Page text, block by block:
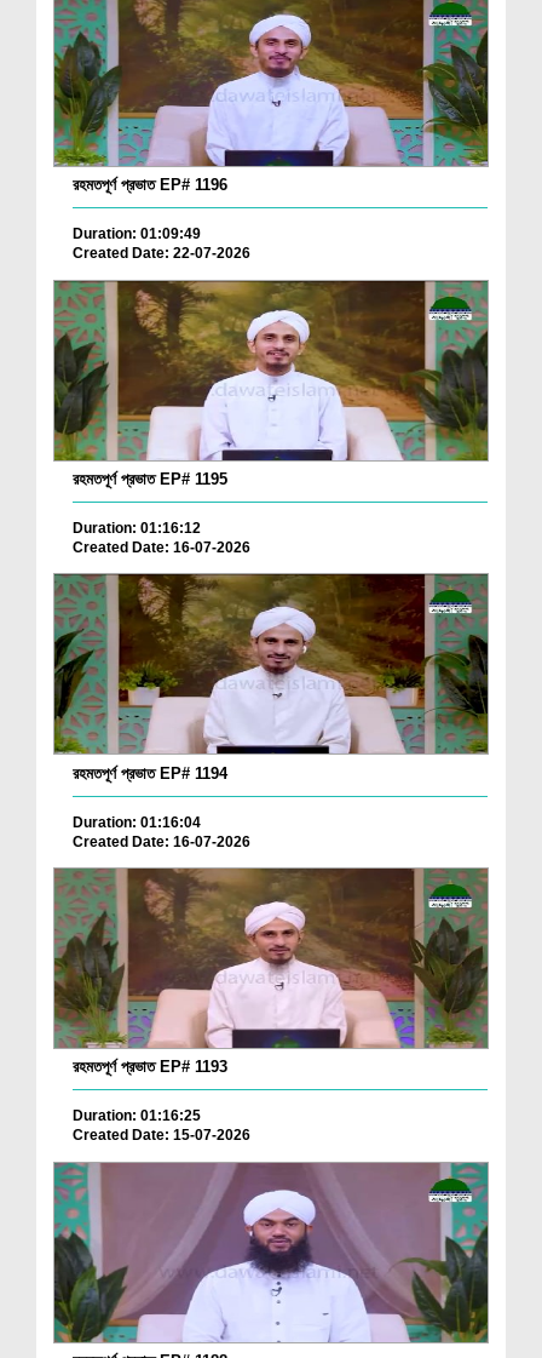
রহমতপূর্ণ প্রভাত EP# 1196
Duration: 01:09:49
Created Date: 22-07-2026
রহমতপূর্ণ প্রভাত EP# 1195
Duration: 01:16:12
Created Date: 16-07-2026
রহমতপূর্ণ প্রভাত EP# 1194
Duration: 01:16:04
Created Date: 16-07-2026
রহমতপূর্ণ প্রভাত EP# 1193
Duration: 01:16:25
Created Date: 15-07-2026